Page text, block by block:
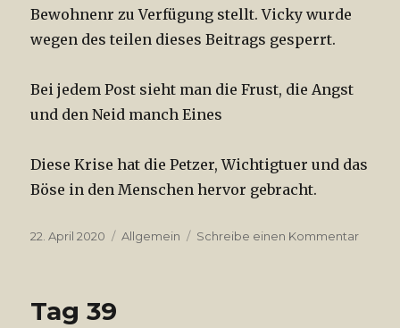
Bewohnenr zu Verfügung stellt. Vicky wurde
wegen des teilen dieses Beitrags gesperrt.
Bei jedem Post sieht man die Frust, die Angst
und den Neid manch Eines
Diese Krise hat die Petzer, Wichtigtuer und das
Böse in den Menschen hervor gebracht.
Veröffentlicht
22. April 2020 Kategorien
Allgemein Schreibe einen Kommentar
Tag 39